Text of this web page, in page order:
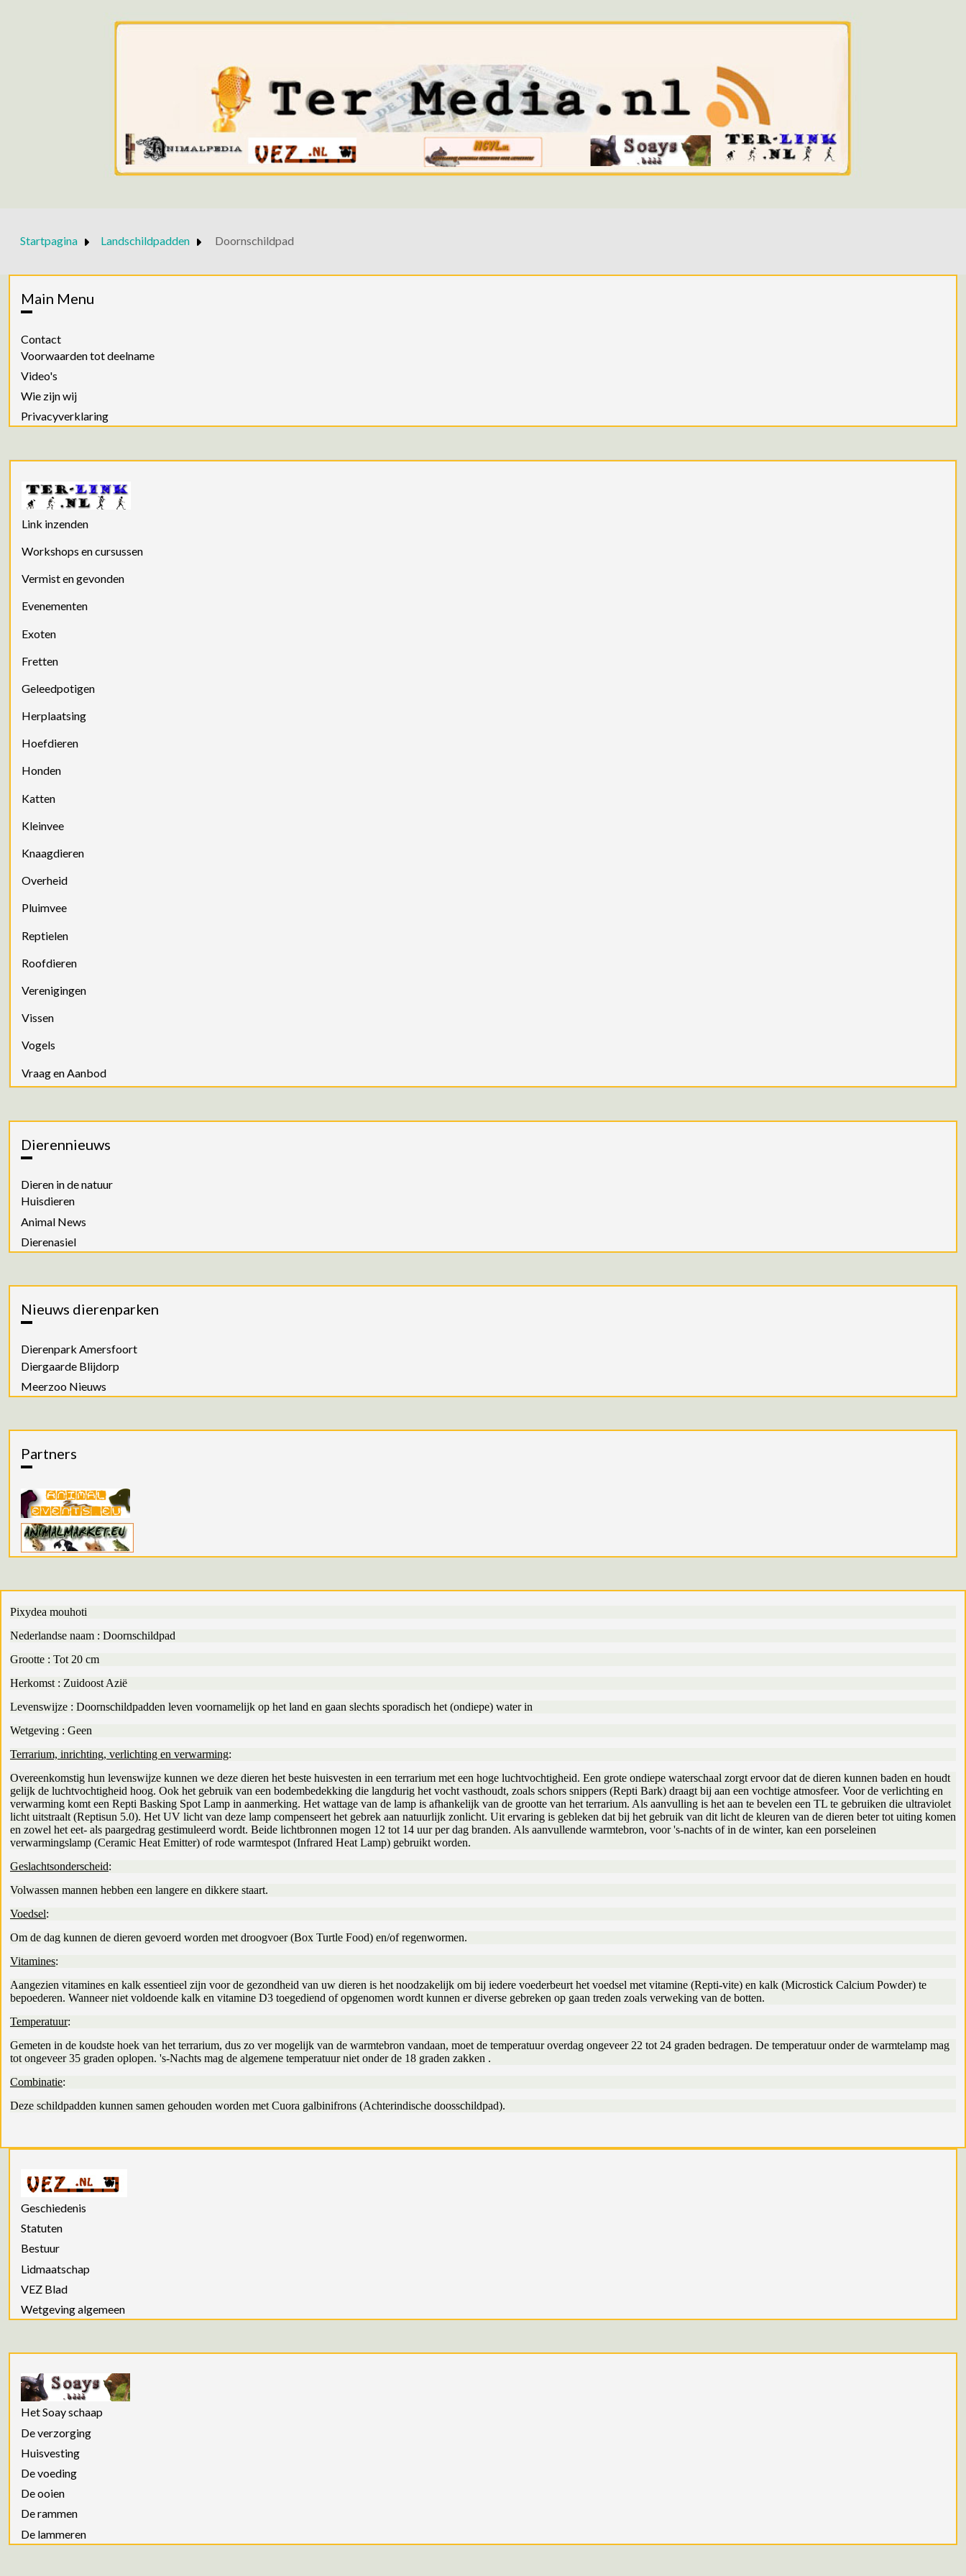
Startpagina Landschildpadden Doornschildpad
Main Menu
Contact
Voorwaarden tot deelname
Video's
Wie zijn wij
Privacyverklaring
Link inzenden
Workshops en cursussen
Vermist en gevonden
Evenementen
Exoten
Fretten
Geleedpotigen
Herplaatsing
Hoefdieren
Honden
Katten
Kleinvee
Knaagdieren
Overheid
Pluimvee
Reptielen
Roofdieren
Verenigingen
Vissen
Vogels
Vraag en Aanbod
Dierennieuws
Dieren in de natuur
Huisdieren
Animal News
Dierenasiel
Nieuws dierenparken
Dierenpark Amersfoort
Diergaarde Blijdorp
Meerzoo Nieuws
Partners
Pixydea mouhoti
Nederlandse naam : Doornschildpad
Grootte : Tot 20 cm
Herkomst : Zuidoost Azië
Levenswijze : Doornschildpadden leven voornamelijk op het land en gaan slechts sporadisch het (ondiepe) water in
Wetgeving : Geen
Terrarium, inrichting, verlichting en verwarming:
Overeenkomstig hun levenswijze kunnen we deze dieren het beste huisvesten in een terrarium met een hoge luchtvochtigheid. Een grote ondiepe waterschaal zorgt ervoor dat de dieren kunnen baden en houdt
gelijk de luchtvochtigheid hoog. Ook het gebruik van een bodembedekking die langdurig het vocht vasthoudt, zoals schors snippers (Repti Bark) draagt bij aan een vochtige atmosfeer. Voor de verlichting en
verwarming komt een Repti Basking Spot Lamp in aanmerking. Het wattage van de lamp is afhankelijk van de grootte van het terrarium. Als aanvulling is het aan te bevelen een TL te gebruiken die ultraviolet
licht uitstraalt (Reptisun 5.0). Het UV licht van deze lamp compenseert het gebrek aan natuurlijk zonlicht. Uit ervaring is gebleken dat bij het gebruik van dit licht de kleuren van de dieren beter tot uiting komen
en zowel het eet- als paargedrag gestimuleerd wordt. Beide lichtbronnen mogen 12 tot 14 uur per dag branden. Als aanvullende warmtebron, voor 's-nachts of in de winter, kan een porseleinen
verwarmingslamp (Ceramic Heat Emitter) of rode warmtespot (Infrared Heat Lamp) gebruikt worden.
Geslachtsonderscheid:
Volwassen mannen hebben een langere en dikkere staart.
Voedsel:
Om de dag kunnen de dieren gevoerd worden met droogvoer (Box Turtle Food) en/of regenwormen.
Vitamines:
Aangezien vitamines en kalk essentieel zijn voor de gezondheid van uw dieren is het noodzakelijk om bij iedere voederbeurt het voedsel met vitamine (Repti-vite) en kalk (Microstick Calcium Powder) te
bepoederen. Wanneer niet voldoende kalk en vitamine D3 toegediend of opgenomen wordt kunnen er diverse gebreken op gaan treden zoals verweking van de botten.
Temperatuur:
Gemeten in de koudste hoek van het terrarium, dus zo ver mogelijk van de warmtebron vandaan, moet de temperatuur overdag ongeveer 22 tot 24 graden bedragen. De temperatuur onder de warmtelamp mag
tot ongeveer 35 graden oplopen. 's-Nachts mag de algemene temperatuur niet onder de 18 graden zakken .
Combinatie:
Deze schildpadden kunnen samen gehouden worden met Cuora galbinifrons (Achterindische doosschildpad).
Geschiedenis
Statuten
Bestuur
Lidmaatschap
VEZ Blad
Wetgeving algemeen
Het Soay schaap
De verzorging
Huisvesting
De voeding
De ooien
De rammen
De lammeren